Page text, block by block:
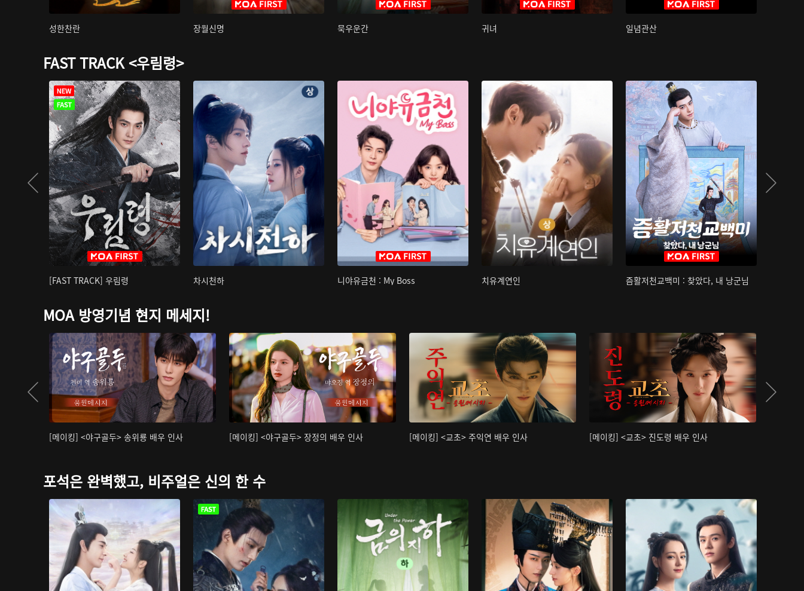
성한찬란 장월신명 묵우운간 귀녀 일념관산
FAST TRACK <우림령>
[FAST TRACK] 우림령 차시천하 니야유금천 : My Boss 치유계연인 즘활저천교백미 : 찾았다, 내 낭군님
MOA 방영기념 현지 메세지!
[메이킹] <야구골두> 송위룡 배우 인사 [메이킹] <야구골두> 장정의 배우 인사 [메이킹] <교초> 주익연 배우 인사 [메이킹] <교초> 진도령 배우 인사
포석은 완벽했고, 비주얼은 신의 한 수